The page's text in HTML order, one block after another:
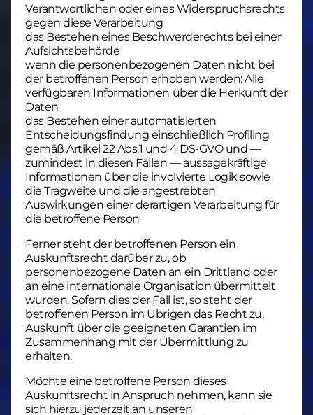
Verantwortlichen oder eines Widerspruchsrechts
gegen diese Verarbeitung
das Bestehen eines Beschwerderechts bei einer
Aufsichtsbehörde
wenn die personenbezogenen Daten nicht bei
der betroffenen Person erhoben werden: Alle
verfügbaren Informationen über die Herkunft der
Daten
das Bestehen einer automatisierten
Entscheidungsfindung einschließlich Profiling
gemäß Artikel 22 Abs.1 und 4 DS-GVO und —
zumindest in diesen Fällen — aussagekräftige
Informationen über die involvierte Logik sowie
die Tragweite und die angestrebten
Auswirkungen einer derartigen Verarbeitung für
die betroffene Person
Ferner steht der betroffenen Person ein
Auskunftsrecht darüber zu, ob
personenbezogene Daten an ein Drittland oder
an eine internationale Organisation übermittelt
wurden. Sofern dies der Fall ist, so steht der
betroffenen Person im Übrigen das Recht zu,
Auskunft über die geeigneten Garantien im
Zusammenhang mit der Übermittlung zu
erhalten.
Möchte eine betroffene Person dieses
Auskunftsrecht in Anspruch nehmen, kann sie
sich hierzu jederzeit an unseren